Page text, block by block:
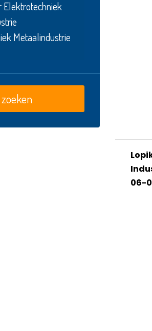
Elektrotechniek
Metaalindustrie
06-